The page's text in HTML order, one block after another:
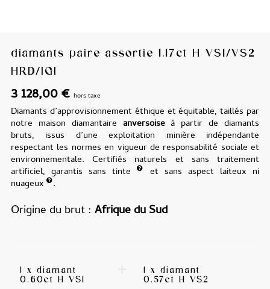
diamants paire assortie 1.17ct H VS1/VS2
HRD/IGI
3 128,00€ hors taxe
Diamants d’approvisionnement éthique et équitable, taillés par
notre maison diamantaire anversoiseà partir de diamants
bruts, issus d’une exploitation minière indépendante
respectant les normes en vigueur de responsabilité sociale et
environnementale. Certifiés naturels et sans traitement
artificiel, garantis sans tinte
et sans aspect laiteux ni
nuageux
.
Origine du brut Afrique du Sud
1 x diamant
0.60ct H VS1
1 x diamant
0.57ct H VS2